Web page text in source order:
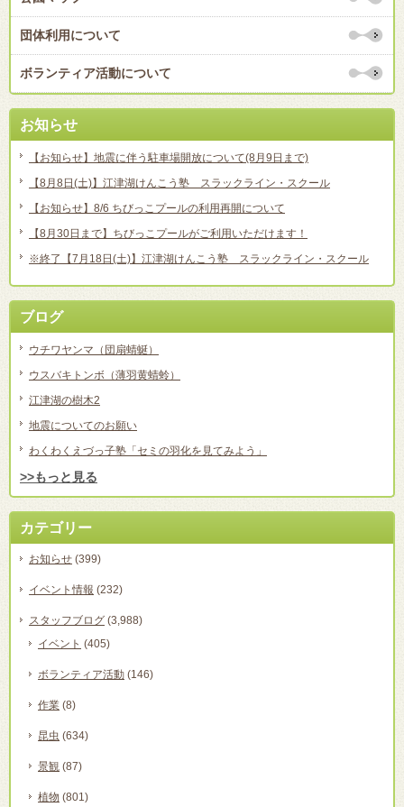
団体利用について
ボランティア活動について
お知らせ
【お知らせ】地震に伴う駐車場開放について(8月9日まで)
【8月8日(土)】江津湖けんこう塾 スラックライン・スクール
【お知らせ】8/6 ちびっこプールの利用再開について
【8月30日まで】ちびっこプールがご利用いただけます！
※終了【7月18日(土)】江津湖けんこう塾 スラックライン・スクール
ブログ
ウチワヤンマ（団扇蜻蜒）
ウスバキトンボ（薄羽黄蜻蛉）
江津湖の樹木2
地震についてのお願い
わくわくえづっ子塾「セミの羽化を見てみよう」
>>もっと見る
カテゴリー
お知らせ (399)
イベント情報 (232)
スタッフブログ (3,988)
イベント (405)
ボランティア活動 (146)
作業 (8)
昆虫 (634)
景観 (87)
植物 (801)